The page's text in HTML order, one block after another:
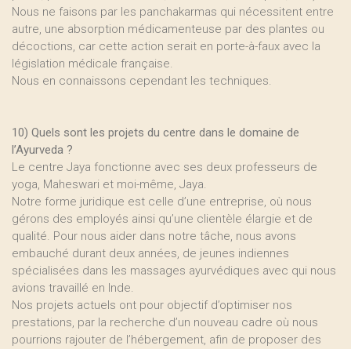
Nous ne faisons par les panchakarmas qui nécessitent entre
autre, une absorption médicamenteuse par des plantes ou
décoctions, car cette action serait en porte-à-faux avec la
législation médicale française.
Nous en connaissons cependant les techniques.
10) Quels sont les projets du centre dans le domaine de
l’Ayurveda ?
Le centre Jaya fonctionne avec ses deux professeurs de
yoga, Maheswari et moi-même, Jaya.
Notre forme juridique est celle d’une entreprise, où nous
gérons des employés ainsi qu’une clientèle élargie et de
qualité. Pour nous aider dans notre tâche, nous avons
embauché durant deux années, de jeunes indiennes
spécialisées dans les massages ayurvédiques avec qui nous
avions travaillé en Inde.
Nos projets actuels ont pour objectif d’optimiser nos
prestations, par la recherche d’un nouveau cadre où nous
pourrions rajouter de l’hébergement, afin de proposer des